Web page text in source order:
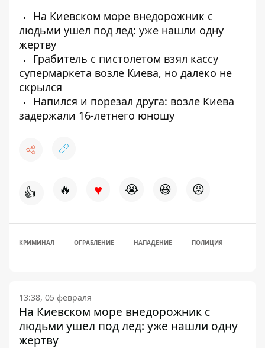
На Киевском море внедорожник с
людьми ушел под лед: уже нашли одну
жертву
Грабитель с пистолетом взял кассу
супермаркета возле Киева, но далеко не
скрылся
Напился и порезал друга: возле Киева
задержали 16-летнего юношу
👍 🔥 ♥ 😭 😆 😡
КРИМИНАЛ ОГРАБЛЕНИЕ НАПАДЕНИЕ ПОЛИЦИЯ
13:38, 05 февраля
На Киевском море внедорожник с
людьми ушел под лед: уже нашли одну
жертву